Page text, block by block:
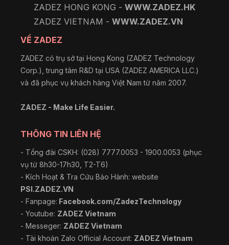
ZADEZ HONG KONG - WWW.ZADEZ.HK
ZADEZ VIETNAM - WWW.ZADEZ.VN
VỀ ZADEZ
ZADEZ có trụ sở tại Hong Kong (ZADEZ Technology
Corp.), trung tâm R&D tại USA (ZADEZ AMERICA LLC.)
và đã phục vụ khách hàng Việt Nam từ năm 2007.
ZADEZ - Make Life Easier.
THÔNG TIN LIÊN HỆ
- Tổng đài CSKH: (028) 7777.0053 - 1900.0053 (phục
vụ từ 8h30-17h30, T2-T6)
- Kích Hoạt & Tra Cứu Bảo Hành: website
PSI.ZADEZ.VN
- Fanpage: Facebook.com/ZadezTechnology
- Youtube: ZADEZ Vietnam
- Messeger: ZADEZ Vietnam
- Tài khoản Zalo Official Account: ZADEZ Vietnam